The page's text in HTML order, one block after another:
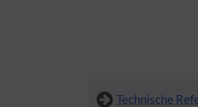
Technische